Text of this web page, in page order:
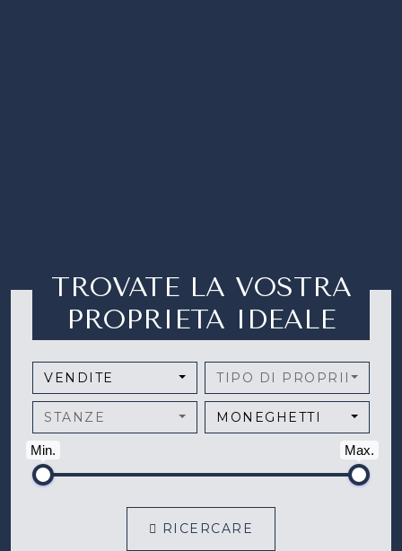
TROVATE LA VOSTRA
PROPRIETA IDEALE
VENDITE TIPO DI PROPRIETÀ
STANZE MONEGHETTI
Min. Max.
RICERCARE